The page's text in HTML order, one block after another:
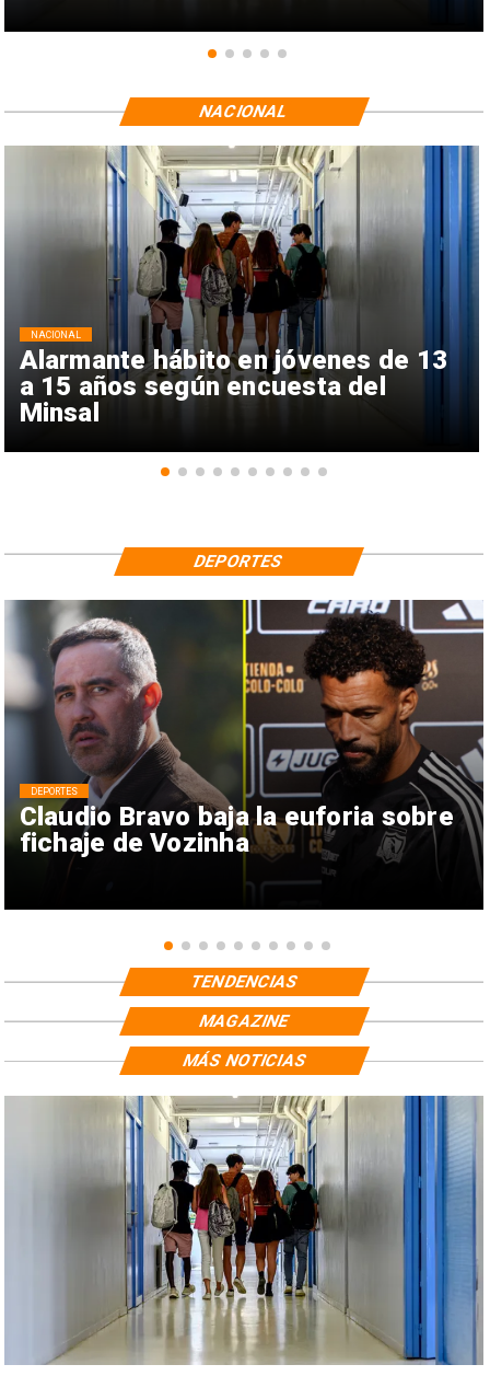
Alarmante hábito en jóvenes de 13
a 15 años según encuesta del
Minsal
NACIONAL
NACIONAL
Claudio Bravo baja la euforia sobre
fichaje de Vozinha
DEPORTES
DEPORTES
TENDENCIAS
MAGAZINE
MÁS NOTICIAS